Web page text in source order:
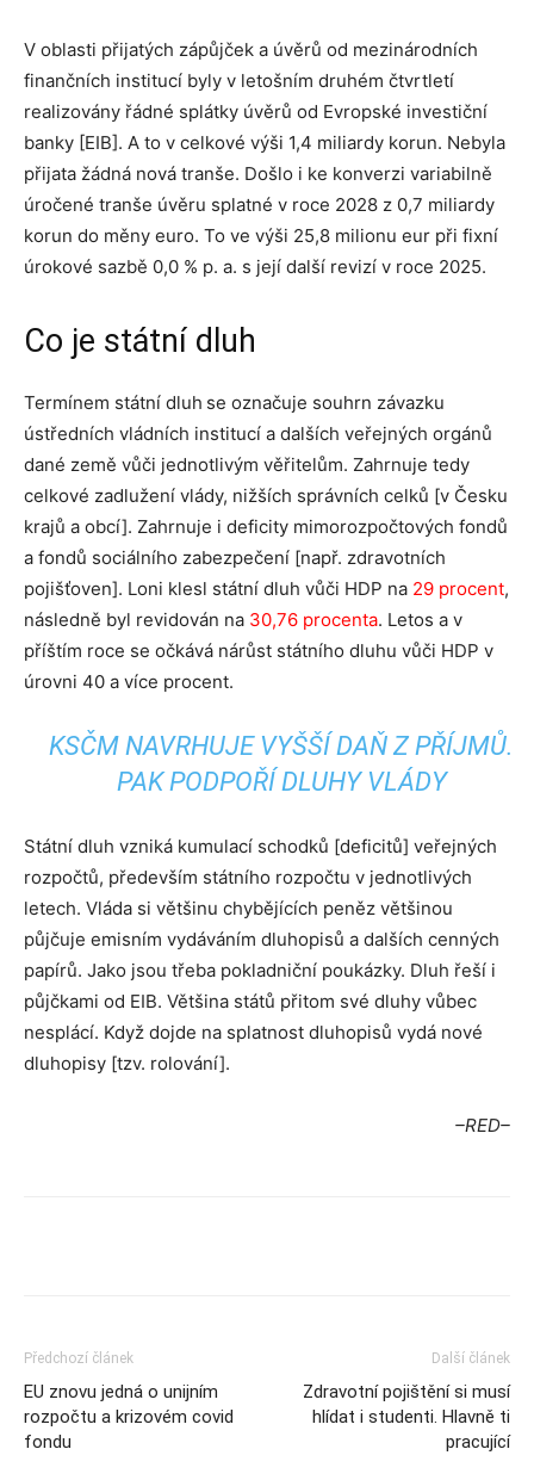
V oblasti přijatých zápůjček a úvěrů od mezinárodních
finančních institucí byly v letošním druhém čtvrtletí
realizovány řádné splátky úvěrů od Evropské investiční
banky [EIB]. A to v celkové výši 1,4 miliardy korun. Nebyla
přijata žádná nová tranše. Došlo i ke konverzi variabilně
úročené tranše úvěru splatné v roce 2028 z 0,7 miliardy
korun do měny euro. To ve výši 25,8 milionu eur při fixní
úrokové sazbě 0,0 % p. a. s její další revizí v roce 2025.
Co je státní dluh
Termínem státní dluh se označuje souhrn závazku
ústředních vládních institucí a dalších veřejných orgánů
dané země vůči jednotlivým věřitelům. Zahrnuje tedy
celkové zadlužení vlády, nižších správních celků [v Česku
krajů a obcí]. Zahrnuje i deficity mimorozpočtových fondů
a fondů sociálního zabezpečení [např. zdravotních
pojišťoven]. Loni klesl státní dluh vůči HDP na 29 procent,
následně byl revidován na 30,76 procenta. Letos a v
příštím roce se očkává nárůst státního dluhu vůči HDP v
úrovni 40 a více procent.
KSČM NAVRHUJE VYŠŠÍ DAŇ Z PŘÍJMŮ.
PAK PODPOŘÍ DLUHY VLÁDY
Státní dluh vzniká kumulací schodků [deficitů] veřejných
rozpočtů, především státního rozpočtu v jednotlivých
letech. Vláda si většinu chybějících peněz většinou
půjčuje emisním vydáváním dluhopisů a dalších cenných
papírů. Jako jsou třeba pokladniční poukázky. Dluh řeší i
půjčkami od EIB. Většina států přitom své dluhy vůbec
nesplácí. Když dojde na splatnost dluhopisů vydá nové
dluhopisy [tzv. rolování].
–RED–
Předchozí článek
EU znovu jedná o unijním
rozpočtu a krizovém covid
fondu
Další článek
Zdravotní pojištění si musí
hlídat i studenti. Hlavně ti
pracující